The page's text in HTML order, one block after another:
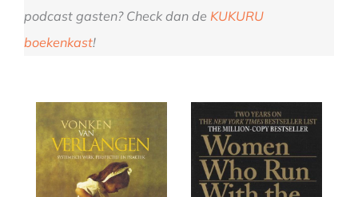
podcast gasten? Check dan de KUKURU
boekenkast!